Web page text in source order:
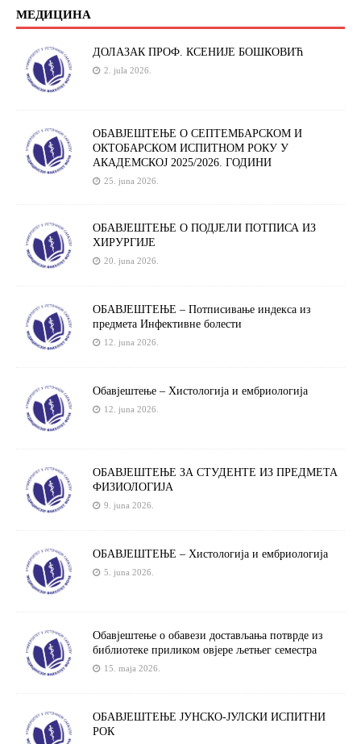
МЕДИЦИНА
ДОЛАЗАК ПРОФ. КСЕНИЈЕ БОШКОВИЋ
2. jula 2026.
ОБАВЈЕШТЕЊЕ О СЕПТЕМБАРСКОМ И
ОКТОБАРСКОМ ИСПИТНОМ РОКУ У
АКАДЕМСКОЈ 2025/2026. ГОДИНИ
25. juna 2026.
ОБАВЈЕШТЕЊЕ О ПОДЈЕЛИ ПОТПИСА ИЗ
ХИРУРГИЈЕ
20. juna 2026.
ОБАВЈЕШТЕЊЕ – Потписивање индекса из
предмета Инфективне болести
12. juna 2026.
Обавјештење – Хистологија и ембриологија
12. juna 2026.
ОБАВЈЕШТЕЊЕ ЗА СТУДЕНТЕ ИЗ ПРЕДМЕТА
ФИЗИОЛОГИЈА
9. juna 2026.
ОБАВЈЕШТЕЊЕ – Хистологија и ембриологија
5. juna 2026.
Обавјештење о обавези достављања потврде из
библиотеке приликом овјере љетњег семестра
15. maja 2026.
ОБАВЈЕШТЕЊЕ ЈУНСКО-ЈУЛСКИ ИСПИТНИ
РОК